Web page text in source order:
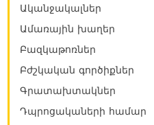
Ականջակալներ
Ամառային խաղեր
Բազկաթոռներ
Բժշկական գործիքներ
Գրատախտակներ
Դպրոցակաների համար